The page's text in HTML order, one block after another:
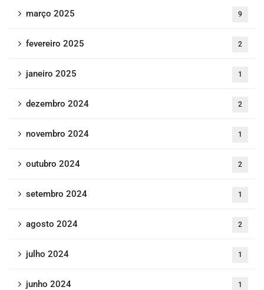
março 2025 9
fevereiro 2025 2
janeiro 2025 1
dezembro 2024 2
novembro 2024 1
outubro 2024 2
setembro 2024 1
agosto 2024 2
julho 2024 1
junho 2024 1